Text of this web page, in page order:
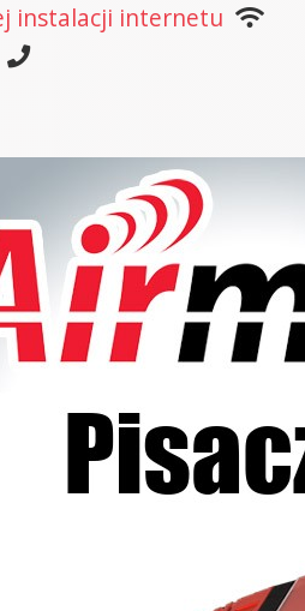
instalacji internetu